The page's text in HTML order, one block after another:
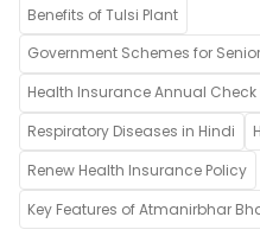
Benefits of Tulsi Plant
Government Schemes for
Health Insurance Annual Check
Respiratory Diseases in Hindi
Renew Health Insurance Policy
Key Features of Atmanirbhar